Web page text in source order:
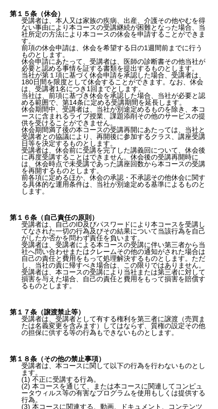
第１５条（休会）
受講者は、本人又は家族の疾病、出産、介護その他やむを得
ない事由により本コースの受講継続が困難となった場合、当
社所定の方法により本コースの休会を申請することができま
す。
前項の休会申請は、休会を希望する日の1週間前までに行う
ものとします。
休会申請にあたって、受講者は、医師の診断書その他当社が
必要と認める事情を証する書類を提出するものとします。
当社が第１項に基づく休会申請を承認した場合、受講者は、
180日間を限度として休会することができます。なお、休会
は、受講者1名につき1回までとします。
当社は、前項に基づき休会を承認した場合、当社が必要と認
める範囲で、第14条に定める受講期間を延長します。
休会期間中、受講者は、当社が別途定めるものを除き、本コ
ースに含まれるライブ授業、課題添削その他のサービスの提
供を受けることができません。
休会期間満了後の本コースの受講再開にあたっては、当社と
受講者との協議により、再開後に参加するクラス、講座受講
日等を決定するものとします。
受講者は、休会前に受講を完了した講義回について、休会後
に再度受講することはできません。休会後の受講再開時に
は、休会時点で未受講であった講座回数から本コースの受講
を再開するものとします。
前各項に定めるほか、休会の承認・不承認その他休会に関す
る具体的な運用条件は、当社が別途定める基準によるものと
します。
第１６条（自己責任の原則）
受講者は、自己のID及びパスワードにより本コースを受講し
てなされた一切の行為及びその結果について当該行為を自己
がしたか否かを問わず責任を負います。
受講者は、受講者による本コースの受講に伴い第三者から当
社へ問い合わせまたはクレームその他の通知がされた場合は
自己の責任と費用をもって処理解決するものとします。ただ
し、当社の責に帰すべき場合は、この限りではありません。
受講者は、本コースの受講により当社または第三者に対して
損害を与えた場合、自己の責任と費用をもって損害を賠償す
るものとします。
第１７条（譲渡禁止等）
受講者は、受講者として有する権利を第三者に譲渡（売買ま
たは名義変更を含みます）してはならず、質権の設定その他
の担保に供する等の行為もできないものとします。
第１８条（その他の禁止事項）
受講者は、本コースに関して以下の行為を行わないものとし
ます。
(1) 不正に受講する行為。
(2) 本コースを通じて、または本コースに関連してコンピュ
ータウィルス等の有害なプログラムを使用もしくは提供する
行為。
(3) 本コースに関連する、動画、ドキュメント、コンテンツ